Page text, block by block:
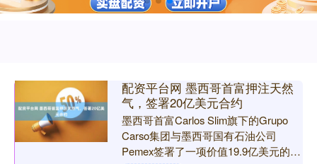
配资平台网 墨西哥首富押注天然
气，签署20亿美元合约
墨西哥首富Carlos Slim旗下的Grupo
Carso集团与墨西哥国有石油公司
Pemex签署了一项价值19.9亿美元的服